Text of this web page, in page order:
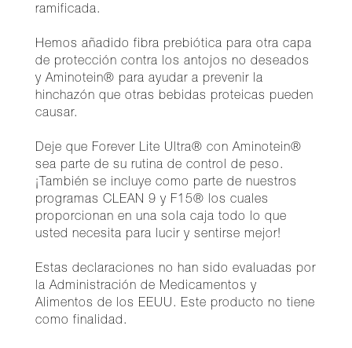
ramificada.
Hemos añadido fibra prebiótica para otra capa
de protección contra los antojos no deseados
y Aminotein® para ayudar a prevenir la
hinchazón que otras bebidas proteicas pueden
causar.
Deje que Forever Lite Ultra® con Aminotein®
sea parte de su rutina de control de peso.
¡También se incluye como parte de nuestros
programas CLEAN 9 y F15® los cuales
proporcionan en una sola caja todo lo que
usted necesita para lucir y sentirse mejor!
Estas declaraciones no han sido evaluadas por
la Administración de Medicamentos y
Alimentos de los EEUU. Este producto no tiene
como finalidad.